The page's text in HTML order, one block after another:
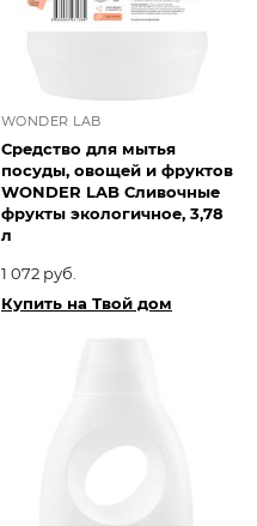
WONDER LAB
Средство для мытья
посуды, овощей и фруктов
WONDER LAB Сливочные
фрукты экологичное, 3,78
л
1 072 руб.
Купить на Твой дом